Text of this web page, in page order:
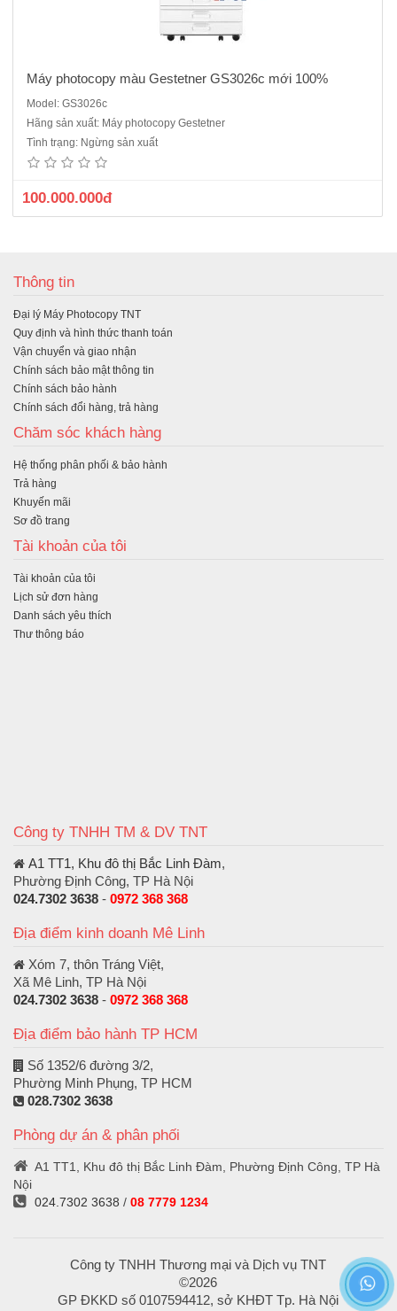
Máy photocopy màu Gestetner GS3026c mới 100%
Model: GS3026c
Hãng sản xuất: Máy photocopy Gestetner
Tình trạng: Ngừng sản xuất
100.000.000đ
Thông tin
Đại lý Máy Photocopy TNT
Quy định và hình thức thanh toán
Vận chuyển và giao nhận
Chính sách bảo mật thông tin
Chính sách bảo hành
Chính sách đổi hàng, trả hàng
Chăm sóc khách hàng
Hệ thống phân phối & bảo hành
Trả hàng
Khuyến mãi
Sơ đồ trang
Tài khoản của tôi
Tài khoản của tôi
Lịch sử đơn hàng
Danh sách yêu thích
Thư thông báo
Công ty TNHH TM & DV TNT
A1 TT1, Khu đô thị Bắc Linh Đàm,
Phường Định Công, TP Hà Nội
024.7302 3638 - 0972 368 368
Địa điểm kinh doanh Mê Linh
Xóm 7, thôn Tráng Việt,
Xã Mê Linh, TP Hà Nội
024.7302 3638 - 0972 368 368
Địa điểm bảo hành TP HCM
Số 1352/6 đường 3/2,
Phường Minh Phụng, TP HCM
028.7302 3638
Phòng dự án & phân phối
A1 TT1, Khu đô thị Bắc Linh Đàm, Phường Định Công, TP Hà
Nội
024.7302 3638 / 08 7779 1234
Công ty TNHH Thương mại và Dịch vụ TNT
©2026
GP ĐKKD số 0107594412, sở KHĐT Tp. Hà Nội